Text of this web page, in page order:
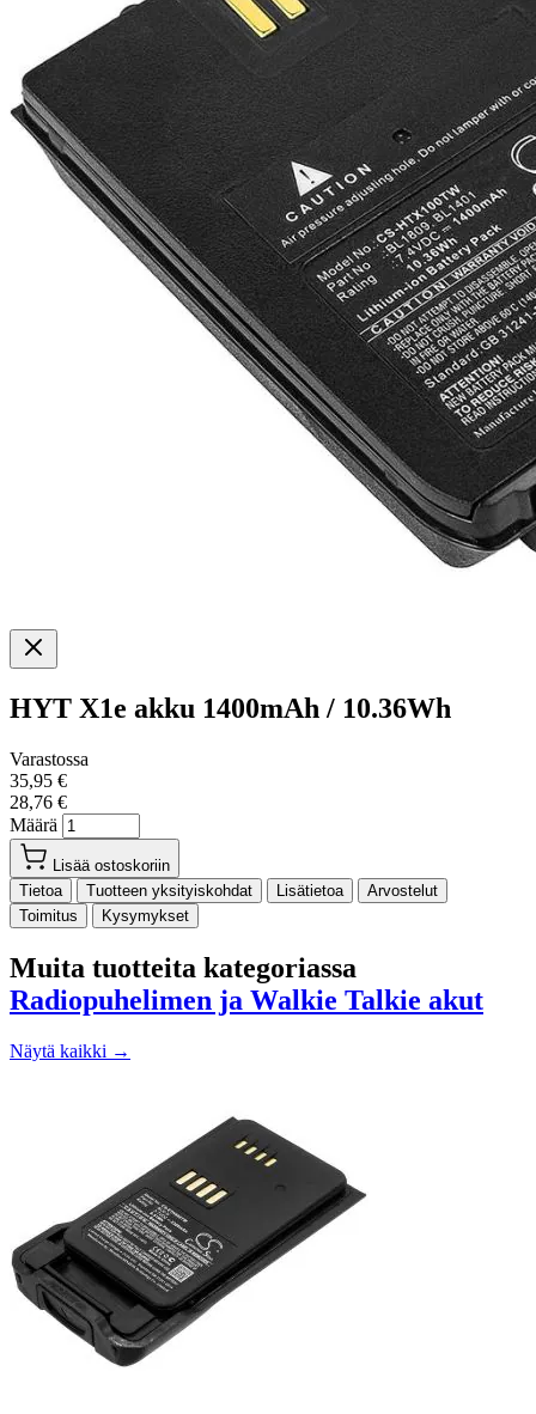
HYT X1e akku 1400mAh / 10.36Wh
Varastossa
35,95 €
28,76 €
Määrä
Lisää ostoskoriin
Tietoa
Tuotteen yksityiskohdat Lisätietoa
Arvostelut
Toimitus
Kysymykset
Muita tuotteita kategoriassa
Radiopuhelimen ja Walkie Talkie akut
Näytä kaikki →